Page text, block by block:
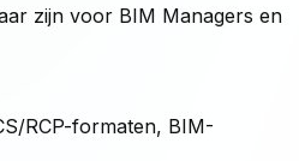
zijn voor BIM Managers en
RCP-formaten, BIM-